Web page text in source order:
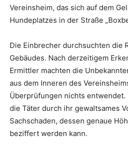
Vereinsheim, das sich auf dem
Hundeplatzes in der Straße
Die Einbrecher durchsuchten die
Gebäudes. Nach derzeitigem
Ermittler machten die
aus dem Inneren des
Überprüfungen nichts
die Täter durch ihr gewaltsames
Sachschaden, dessen genaue
beziffert werden kann.